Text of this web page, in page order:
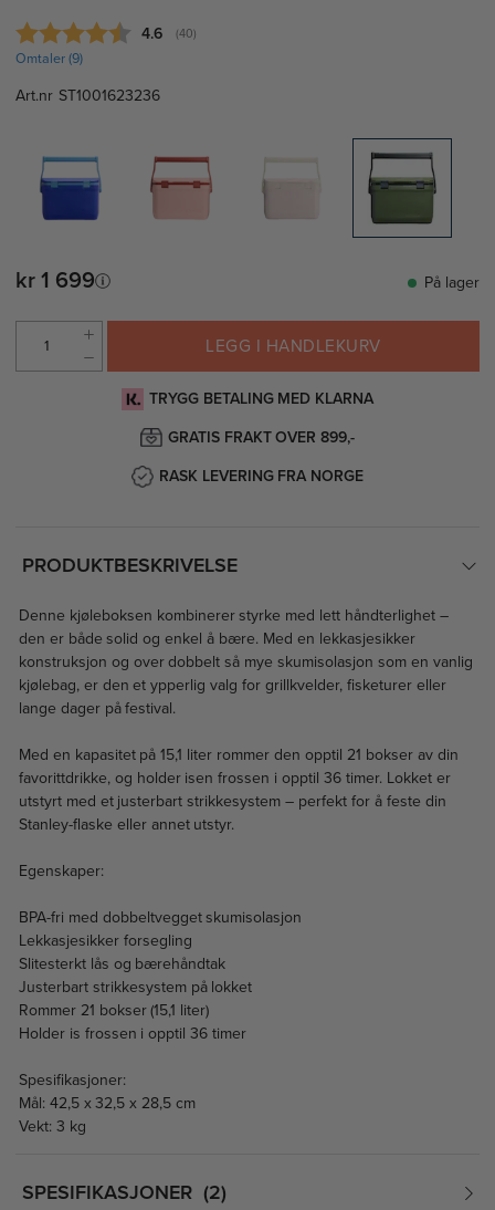
Gjennomsnittskarakter:
4.6 (stemmer:
40)
Omtaler (9)
Art.nr ST1001623236
kr 1 699 På lager
LEGG I HANDLEKURV
TRYGG BETALING MED KLARNA
GRATIS FRAKT OVER 899,-
RASK LEVERING FRA NORGE
PRODUKTBESKRIVELSE
Denne kjøleboksen kombinerer styrke med lett håndterlighet –
den er både solid og enkel å bære. Med en lekkasjesikker
konstruksjon og over dobbelt så mye skumisolasjon som en vanlig
kjølebag, er den et ypperlig valg for grillkvelder, fisketurer eller
lange dager på festival.
Med en kapasitet på 15,1 liter rommer den opptil 21 bokser av din
favorittdrikke, og holder isen frossen i opptil 36 timer. Lokket er
utstyrt med et justerbart strikkesystem – perfekt for å feste din
Stanley-flaske eller annet utstyr.
Egenskaper:
BPA-fri med dobbeltvegget skumisolasjon
Lekkasjesikker forsegling
Slitesterkt lås og bærehåndtak
Justerbart strikkesystem på lokket
Rommer 21 bokser (15,1 liter)
Holder is frossen i opptil 36 timer
Spesifikasjoner:
Mål: 42,5 x 32,5 x 28,5 cm
Vekt: 3 kg
SPESIFIKASJONER 2